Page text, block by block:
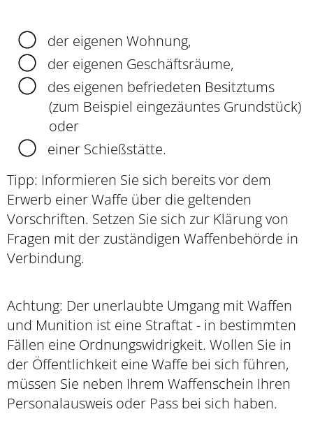
der eigenen Wohnung,
der eigenen Geschäftsräume,
des eigenen befriedeten Besitztums
(zum Beispiel eingezäuntes Grundstück)
oder
einer Schießstätte.
Tipp: Informieren Sie sich bereits vor dem
Erwerb einer Waffe über die geltenden
Vorschriften. Setzen Sie sich zur Klärung von
Fragen mit der zuständigen Waffenbehörde in
Verbindung.
Achtung: Der unerlaubte Umgang mit Waffen
und Munition ist eine Straftat - in bestimmten
Fällen eine Ordnungswidrigkeit. Wollen Sie in
der Öffentlichkeit eine Waffe bei sich führen,
müssen Sie neben Ihrem Waffenschein Ihren
Personalausweis oder Pass bei sich haben.